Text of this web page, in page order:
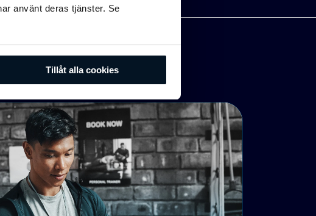
använt deras tjänster. Se
Tillåt alla cookies